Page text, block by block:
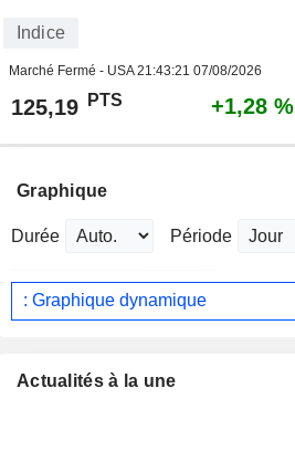
Indice
Marché Fermé - USA21:43:21 07/08/2026
125,19 PTS +1,28 %
Graphique
Durée Période
: Graphique dynamique
Actualités à la une